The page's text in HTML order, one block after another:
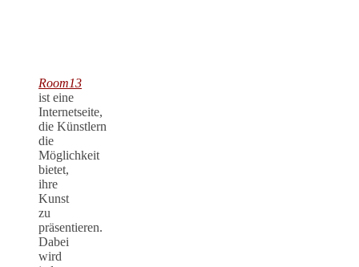
Room13
ist eine
Internetseite,
die Künstlern
die
Möglichkeit
bietet,
ihre
Kunst
zu
präsentieren.
Dabei
wird